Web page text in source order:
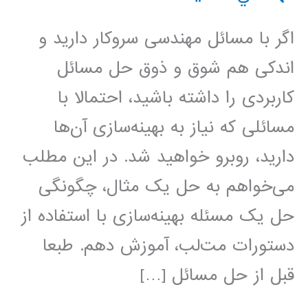
اگر با مسائل مهندسی سروکار دارید و
اندکی هم شوق و ذوق حل مسائل
کاربردی را داشته باشید، احتمالا با
مسائلی که نیاز به بهینه‌سازی آن‌ها
دارید، روبرو خواهید شد. در این مطلب
می‌خواهم به حل یک مثال، چگونگی
حل یک مسئله بهینه‌سازی با استفاده از
دستورات مت‌لب، آموزش دهم. طبعا
قبل از حل مسائل […]